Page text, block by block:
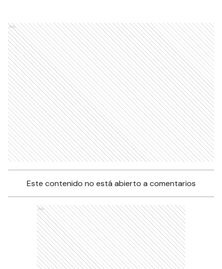
Ads
Este contenido no está abierto a comentarios
Ads